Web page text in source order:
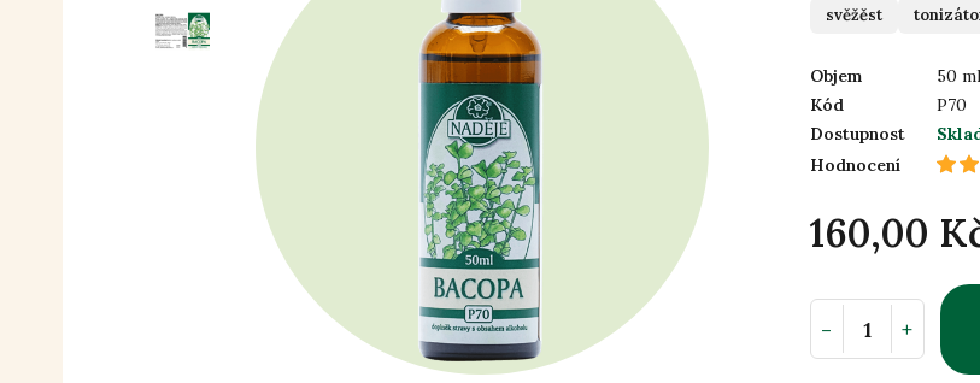
svěžěst
Objem
50 ml
Kód
P70
Dostupnost
Hodnocení
160,00
- +